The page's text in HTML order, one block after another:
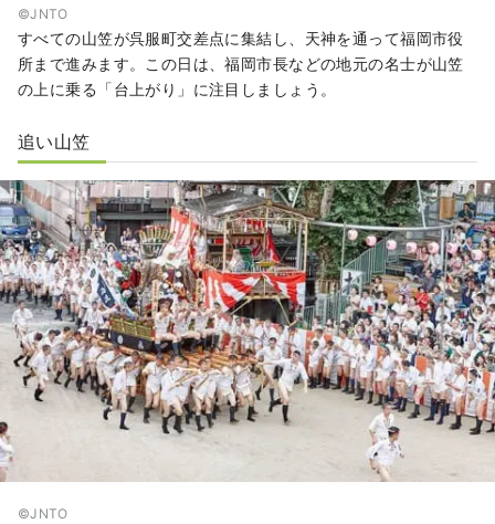
©︎JNTO
すべての山笠が呉服町交差点に集結し、天神を通って福岡市役
所まで進みます。この日は、福岡市長などの地元の名士が山笠
の上に乗る「台上がり」に注目しましょう。
追い山笠
©︎JNTO